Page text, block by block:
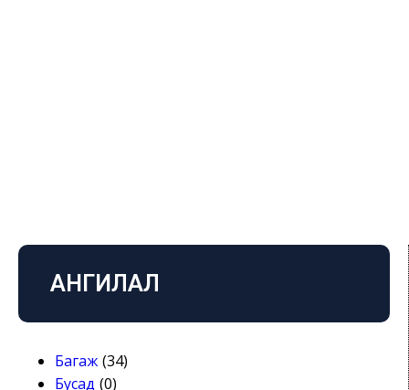
АНГИЛАЛ
Багаж (34)
Бусад (0)